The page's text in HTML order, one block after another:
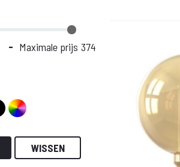
- Maximale prijs
WISSEN